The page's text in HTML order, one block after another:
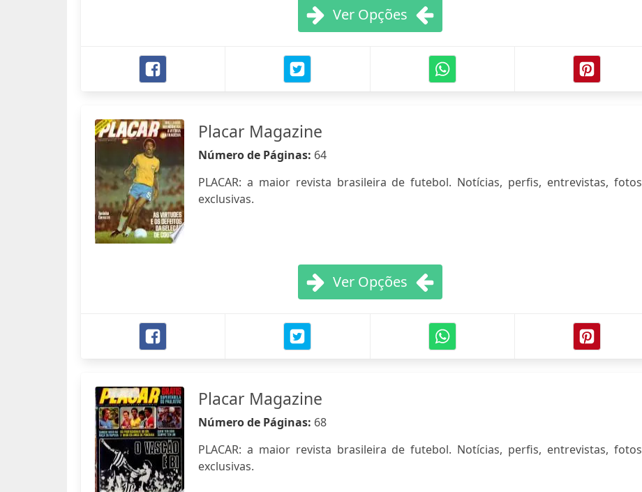
Ver Opções
Placar Magazine
Número de Páginas: 64
PLACAR: a maior revista brasileira de futebol. Notícias, perfis, entrevistas, fotos
exclusivas.
Ver Opções
Placar Magazine
Número de Páginas: 68
PLACAR: a maior revista brasileira de futebol. Notícias, perfis, entrevistas, fotos
exclusivas.